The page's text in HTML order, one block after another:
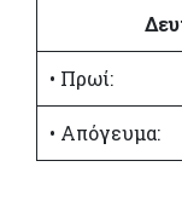
• Πρωί:
• Απόγευμα: